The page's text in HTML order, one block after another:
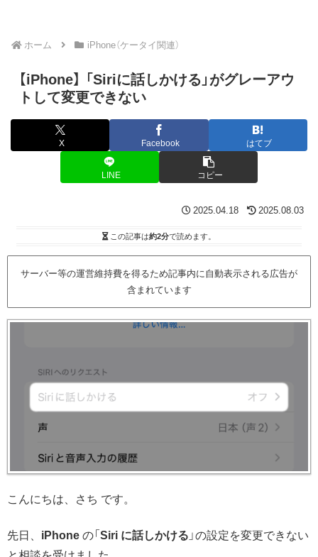
ホーム iPhone（ケータイ関連）
【iPhone】 「Siriに話しかける」がグレーアウ
トして変更できない
X Facebook はてブ
LINE コピー
2025.04.18 2025.08.03
この記事は約2分で読めます。
サーバー等の運営維持費を得るため記事内に自動表示される広告が
含まれています
こんにちは、さち です。
先日、 iPhone の「 Siri に話しかける 」の設定を変更できない